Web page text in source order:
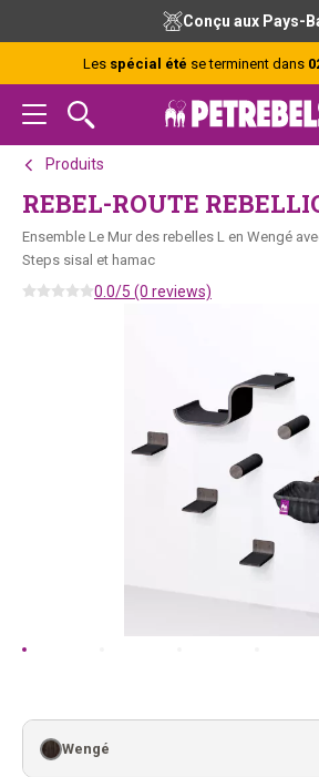
navigation
principale
principal
de
page
Conçu aux Pays-
Les spécial été se terminent dans
Produits
REBEL-ROUTE
Ensemble Le Mur des rebelles L en Wengé
Steps sisal et hamac
0.0/5 (0 reviews)
Wengé